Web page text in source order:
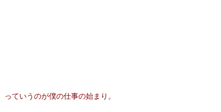
っていうのが僕の仕事の始まり。